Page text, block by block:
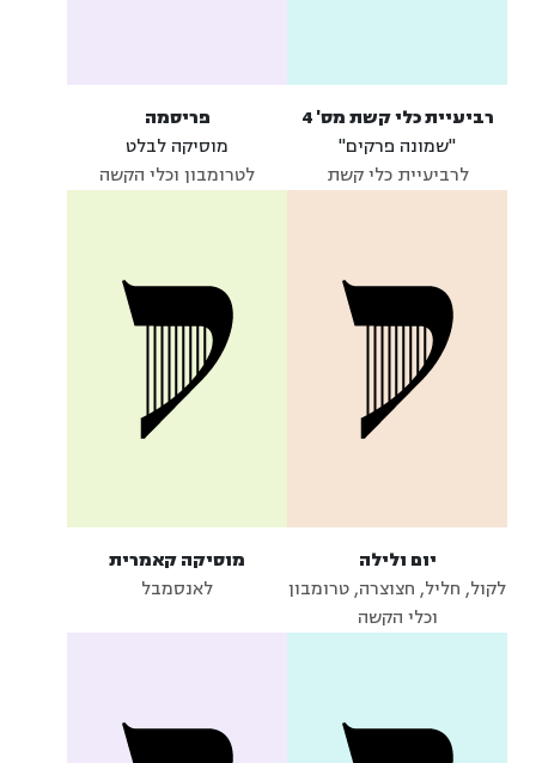
רביעיית כלי קשת מס' 4
"שמונה פרקים"
לרביעיית כלי קשת
פריסמה
מוסיקה לבלט
לטרומבון וכלי הקשה
יום ולילה
לקול, חליל, חצוצרה, טרומבון
וכלי הקשה
מוסיקה קאמרית
לאנסמבל